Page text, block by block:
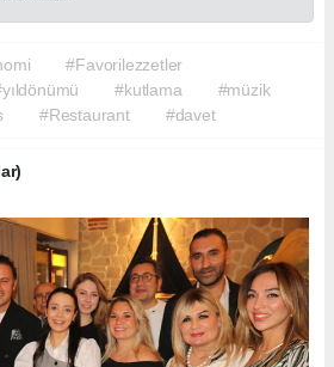
#Favorilezzetler
#kutlama
#müzik
#Restaurant #davet